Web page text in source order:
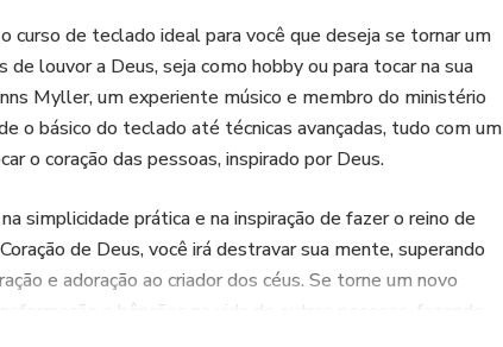
curso de teclado ideal para você que deseja se tornar um
de louvor a Deus, seja como hobby ou para tocar na sua
Myller, um experiente músico e membro do ministério
o básico do teclado até técnicas avançadas, tudo com um
o coração das pessoas, inspirado por Deus.
simplicidade prática e na inspiração de fazer o reino de
de Deus, você irá destravar sua mente, superando
e adoração ao criador dos céus. Se torne um novo
e bênçãos na vida de outras pessoas, fazendo